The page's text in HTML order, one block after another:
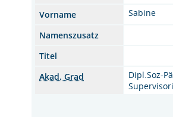
Vorname
Sabine
Namenszusatz
Titel
Akad. Grad
Dipl.Soz-